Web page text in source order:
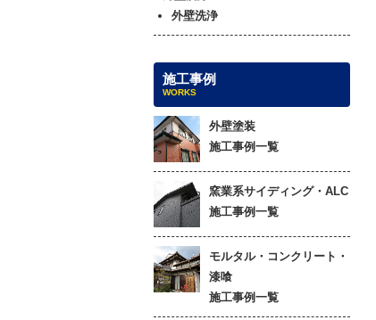
外壁洗浄
施工事例
WORKS
外壁塗装
施工事例一覧
窯業系サイディング・ALC
施工事例一覧
モルタル・コンクリート・
漆喰
施工事例一覧